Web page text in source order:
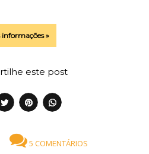
informações »
este post
5 COMENTÁRIOS